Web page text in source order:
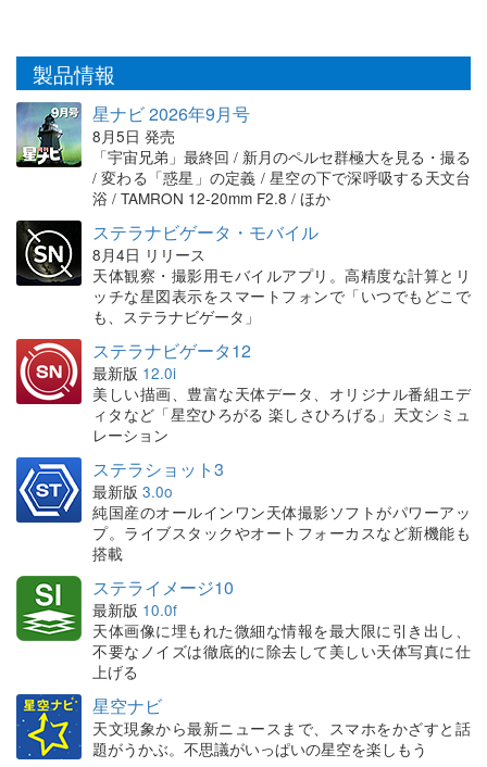
製品情報
星ナビ 2026年9月号
8月5日 発売
「宇宙兄弟」最終回 / 新月のペルセ群極大を見る・撮る
/ 変わる「惑星」の定義 / 星空の下で深呼吸する天文台
浴 / TAMRON 12-20mm F2.8 / ほか
ステラナビゲータ・モバイル
8月4日 リリース
天体観察・撮影用モバイルアプリ。高精度な計算とリ
ッチな星図表示をスマートフォンで「いつでもどこで
も、ステラナビゲータ」
ステラナビゲータ12
最新版 12.0i
美しい描画、豊富な天体データ、オリジナル番組エデ
ィタなど「星空ひろがる 楽しさひろげる」天文シミュ
レーション
ステラショット3
最新版 3.0o
純国産のオールインワン天体撮影ソフトがパワーアッ
プ。ライブスタックやオートフォーカスなど新機能も
搭載
ステライメージ10
最新版 10.0f
天体画像に埋もれた微細な情報を最大限に引き出し、
不要なノイズは徹底的に除去して美しい天体写真に仕
上げる
星空ナビ
天文現象から最新ニュースまで、スマホをかざすと話
題がうかぶ。不思議がいっぱいの星空を楽しもう